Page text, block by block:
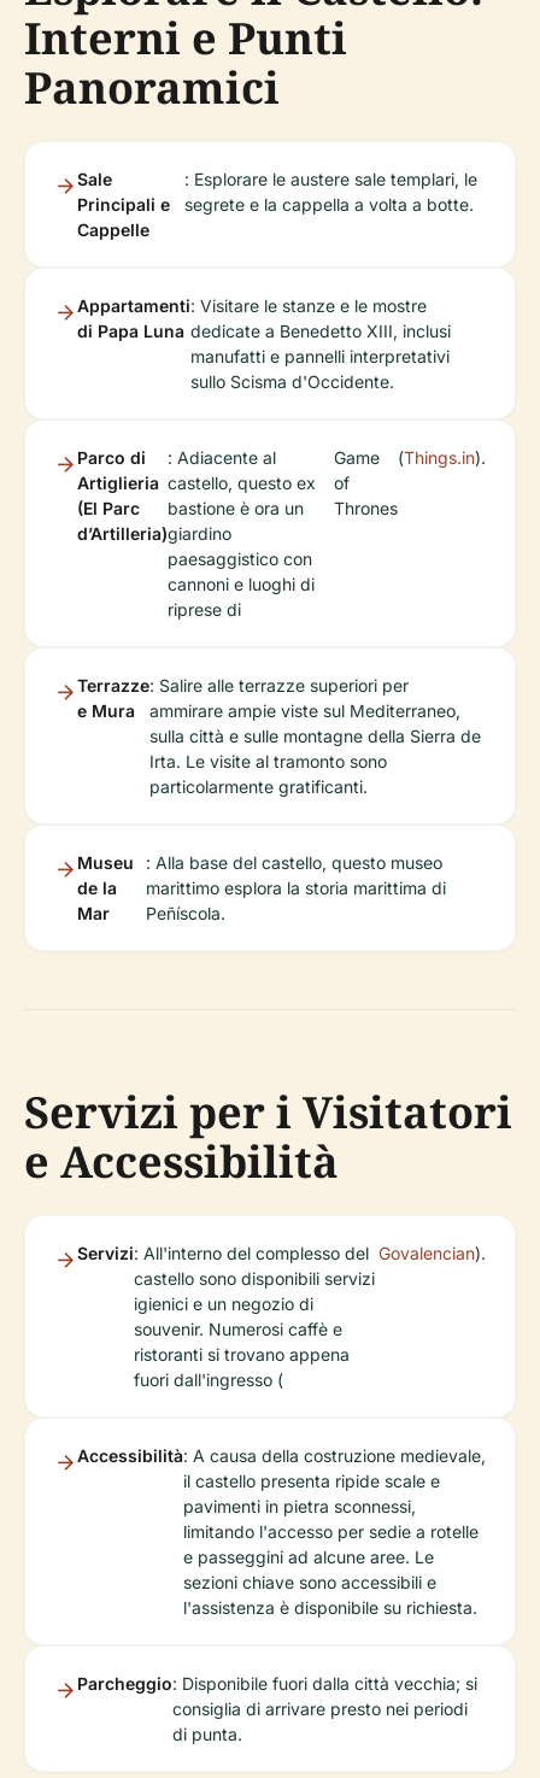
Interni e Punti
Panoramici
Sale
Principali e
Cappelle
: Esplorare le austere sale templari, le
segrete e la cappella a volta a botte.
Appartamenti
di Papa Luna
: Visitare le stanze e le mostre
dedicate a Benedetto XIII, inclusi
manufatti e pannelli interpretativi
sullo Scisma d'Occidente.
Parco di
Artiglieria
(El Parc
d’Artilleria)
: Adiacente al
castello, questo ex
bastione è ora un
giardino
paesaggistico con
cannoni e luoghi di
riprese di
Game
of
Thrones
(Things.in).
Terrazze
e Mura
: Salire alle terrazze superiori per
ammirare ampie viste sul Mediterraneo,
sulla città e sulle montagne della Sierra de
Irta. Le visite al tramonto sono
particolarmente gratificanti.
Museu
de la
Mar
: Alla base del castello, questo museo
marittimo esplora la storia marittima di
Peñíscola.
Servizi per i Visitatori
e Accessibilità
Servizi: All'interno del complesso del
castello sono disponibili servizi
igienici e un negozio di
souvenir. Numerosi caffè e
ristoranti si trovano appena
fuori dall'ingresso (
Govalencian).
Accessibilità: A causa della costruzione medievale,
il castello presenta ripide scale e
pavimenti in pietra sconnessi,
limitando l'accesso per sedie a rotelle
e passeggini ad alcune aree. Le
sezioni chiave sono accessibili e
l'assistenza è disponibile su richiesta.
Parcheggio: Disponibile fuori dalla città vecchia; si
consiglia di arrivare presto nei periodi
di punta.